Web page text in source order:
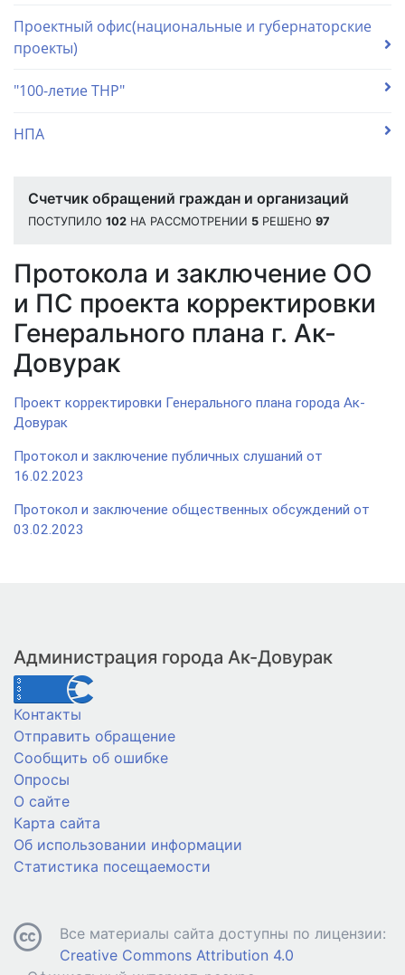
Проектный офис(национальные и губернаторские
проекты)
"100-летие ТНР"
НПА
Счетчик обращений граждан и организаций
ПОСТУПИЛО 102 НА РАССМОТРЕНИИ 5 РЕШЕНО 97
Протокола и заключение ОО
и ПС проекта корректировки
Генерального плана г. Ак-
Довурак
Проект корректировки Генерального плана города Ак-
Довурак
Протокол и заключение публичных слушаний от
16.02.2023
Протокол и заключение общественных обсуждений от
03.02.2023
Администрация города Ак-Довурак
Контакты
Отправить обращение
Сообщить об ошибке
Опросы
О сайте
Карта сайта
Об использовании информации
Статистика посещаемости
Все материалы сайта доступны по лицензии:
Creative Commons Attribution 4.0